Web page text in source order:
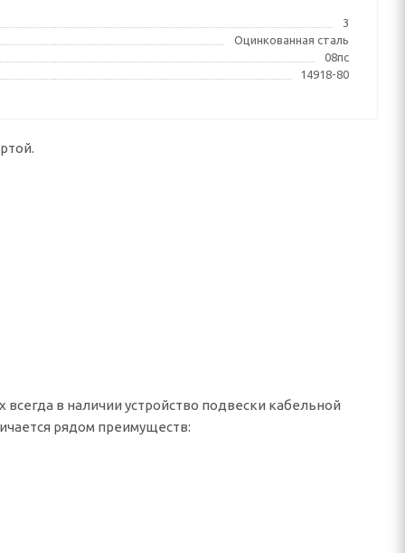
3
Оцинкованная сталь
08пс
14918-80
в наличии устройство подвески кабельной
рядом преимуществ: